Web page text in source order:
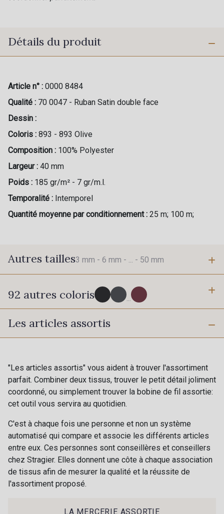
Détails du produit
Article n° : 0000 8484
Qualité : 70 0047 - Ruban Satin double face
Dessin :
Coloris : 893 - 893 Olive
Composition : 100% Polyester
Largeur : 40 mm
Poids : 185 gr/m² - 7 gr/m.l.
Temporalité : Intemporel
Quantité moyenne par conditionnement : 25 m; 100 m;
Autres tailles3 mm - 6 mm - ... - 50 mm
3 mm
10 mm
92 autres coloris ...
725 - 725 Noir
30 - 30 Silver 401 - 401 Blanc
405 - 405 Porcelaine
23 - 23 Natural
09 - 09 Crème
Les articles assortis
"Les articles assortis" vous aident à trouver l'assortiment
parfait. Combiner deux tissus, trouver le petit détail joliment
coordonné, ou simplement trouver la bobine de fil assortie:
cet outil vous servira au quotidien.
C'est à chaque fois une personne et non un système
automatisé qui compare et associe les différents articles
entre eux. Ces personnes sont conseillères et conseillers
chez Stragier. Elles donnent une côte à chaque association
de tissus afin de mesurer la qualité et la réussite de
l'assortiment proposé.
LA MERCERIE ASSORTIE